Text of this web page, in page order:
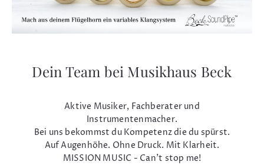
Dein Team bei Musikhaus Beck
Aktive Musiker, Fachberater und
Instrumentenmacher.
Bei uns bekommst du Kompetenz die du spürst.
Auf Augenhöhe. Ohne Druck. Mit Klarheit.
MISSION MUSIC - Can't stop me!